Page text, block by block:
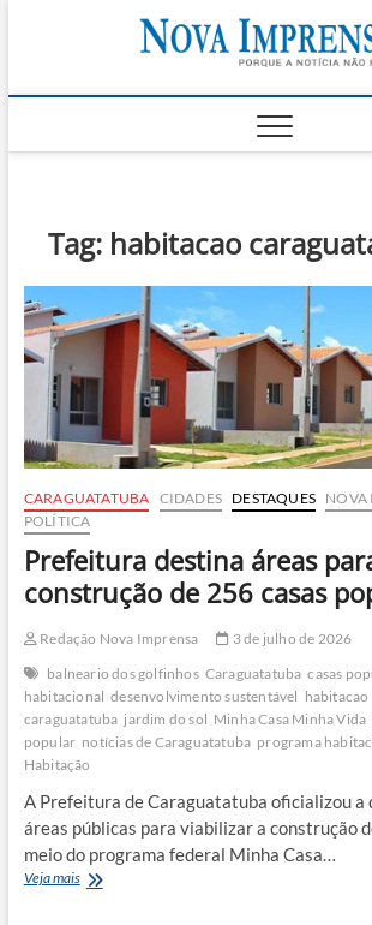
Tag: habitacao
CARAGUATATUBA CIDADES DESTAQUES
NOVA
POLÍTICA
Prefeitura destina áreas
construção de 256 casas
Redação Nova Imprensa
3 de julho de 2026
balneario dos golfinhos Caraguatatuba casas
habitacional desenvolvimento sustentável habitacao
caraguatatuba jardim do sol Minha Casa Minha Vida
popular notícias de Caraguatatuba programa
Habitação
A Prefeitura de Caraguatatuba oficializou a
áreas públicas para viabilizar a construção
meio do programa federal Minha Casa…
Veja maisPrefeitura